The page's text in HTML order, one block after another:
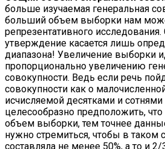
больше изучаемая генеральная
больший объем выборки нам
репрезентативного
утверждение касается лишь
диапазона! Увеличение выборки
пропорционально увеличению
совокупности. Ведь если речь
совокупности как о
исчисляемой десятками и
целесообразно предположить,
объем выборки, тем точнее
нужно стремиться, чтобы в таком
составляла не менее 50%, а то и